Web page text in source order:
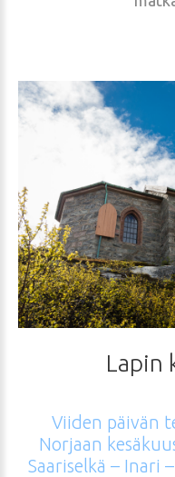
Lapin
Viiden päivän
Norjaan
Saariselkä – Inari –